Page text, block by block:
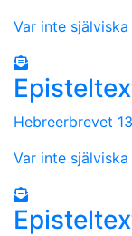
Var inte själviska
Hebreerbrevet
Var inte själviska